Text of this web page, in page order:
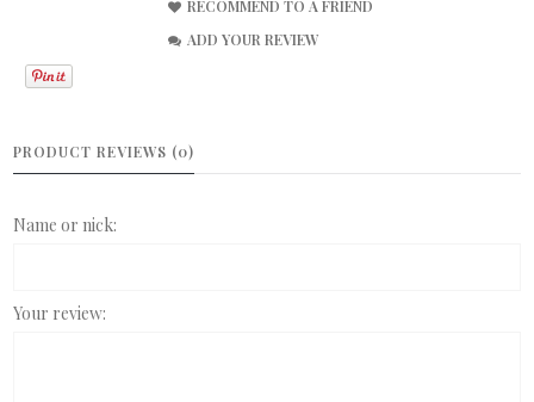
RECOMMEND TO A FRIEND
ADD YOUR REVIEW
PRODUCT REVIEWS (0)
Name or nick:
Your review: